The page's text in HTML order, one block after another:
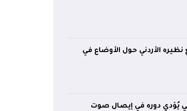
الأردني حول الأوضاع في
يُؤدي دوره في إيصال صوت